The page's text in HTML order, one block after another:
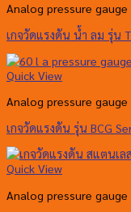
Analog pressure gauge
เกจวัดแรงดัน น้ำ ลม รุ่น
Quick View
Analog pressure gauge
เกจวัดแรงดัน รุ่น BCG
Quick View
Analog pressure gauge